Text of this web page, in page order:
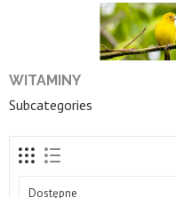
WITAMINY
Subcategories
Dostępne